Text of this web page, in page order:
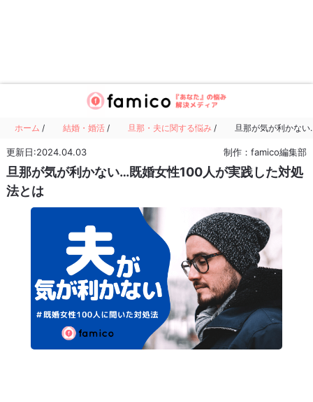
ホーム / 結婚・婚活 / 旦那・夫に関する悩み / 旦那が気が利かな
更新日:2024.04.03 制作：famico編集部
旦那が気が利かない…既婚女性100人が実践した対処
法とは